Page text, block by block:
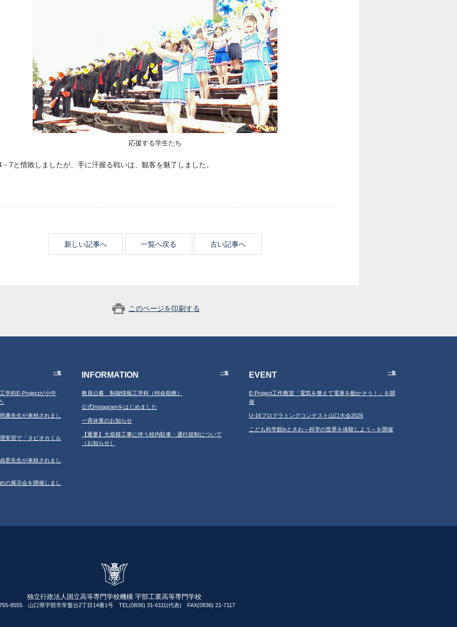
応援する学生たち
7と惜敗しましたが、手に汗握る戦いは、観客を魅了しました。
新しい記事へ 一覧へ戻る 古い記事へ
このページを印刷する
一覧
学科E-Projectが小中
彥先生が来校されまし
実習で「タピオカミル
君先生が来校されまし
の展示会を開催しまし
INFORMATION 一覧
教員公募 制御情報工学科（特命助教）
公式Instagramをはじめました
一斉休業のお知らせ
【重要】大規模工事に伴う校内駐車・通行規制について
（お知らせ）
EVENT 一覧
E-Project工作教室「電気を整えて電車を動かそう！」を開
催
U-16プログラミングコンテスト山口大会2026
こども科学館inときわ～科学の世界を体験しよう～を開催
独立行政法人国立高等専門学校機構 宇部工業高等専門学校
8555 山口県宇部市常盤台2丁目14番1号 TEL(0836) 31-6111(代表) FAX(0836) 21-7117